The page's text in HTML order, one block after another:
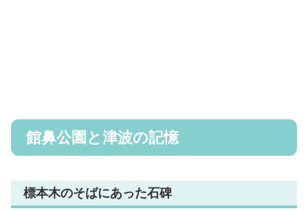
館鼻公園と津波の記憶
標本木のそばにあった石碑